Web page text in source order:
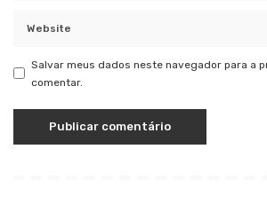
Salvar meus dados neste navegador para a
comentar.